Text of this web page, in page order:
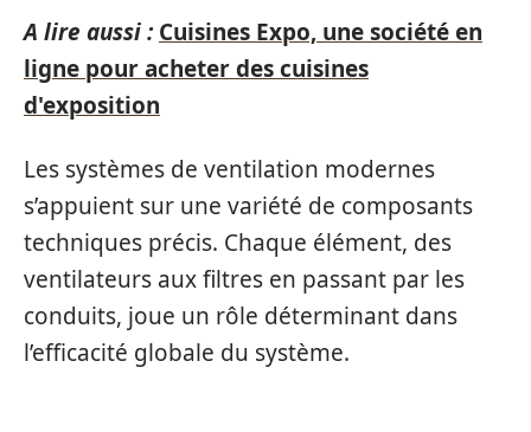
A lire aussi : Cuisines Expo, une société en
ligne pour acheter des cuisines
d'exposition
Les systèmes de ventilation modernes
s’appuient sur une variété de composants
techniques précis. Chaque élément, des
ventilateurs aux filtres en passant par les
conduits, joue un rôle déterminant dans
l’efficacité globale du système.